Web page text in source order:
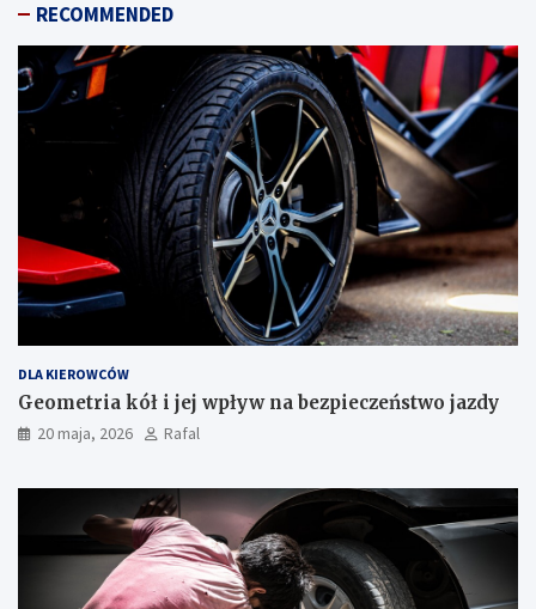
RECOMMENDED
DLA KIEROWCÓW
Geometria kół i jej wpływ na bezpieczeństwo jazdy
20 maja, 2026 Rafal